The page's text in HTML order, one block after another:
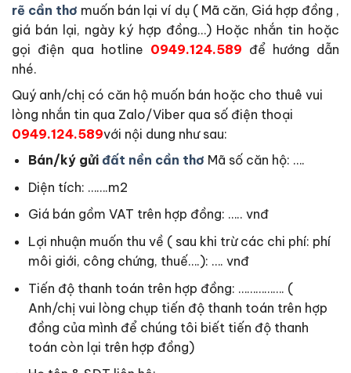
rẽ cần thơ muốn bán lại ví dụ ( Mã căn, Giá hợp đồng ,
giá bán lại, ngày ký hợp đồng…) Hoặc nhắn tin hoặc
gọi điện qua hotline 0949.124.589 để hướng dẫn
nhé.
Quý anh/chị có căn hộ muốn bán hoặc cho thuê vui
lòng nhắn tin qua Zalo/Viber qua số điện thoại
0949.124.589với nội dung như sau:
Bán/ký gửi đất nền cần thơ Mã số căn hộ: ….
Diện tích: …….m2
Giá bán gồm VAT trên hợp đồng: ….. vnđ
Lợi nhuận muốn thu về ( sau khi trừ các chi phí: phí
môi giới, công chứng, thuế….): …. vnđ
Tiến độ thanh toán trên hợp đồng: ……………. (
Anh/chị vui lòng chụp tiến độ thanh toán trên hợp
đồng của mình để chúng tôi biết tiến độ thanh
toán còn lại trên hợp đồng)